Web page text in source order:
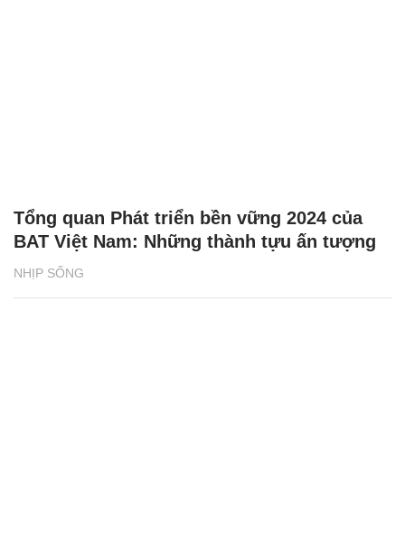
NHỊP SỐNG
Tổng quan Phát triển bền vững 2024 của
BAT Việt Nam: Những thành tựu ấn tượng